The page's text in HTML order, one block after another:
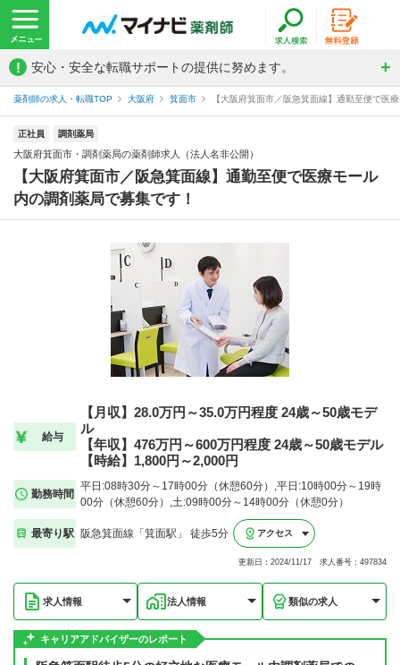
! 安心・安全な転職サポートの提供に努めます。
薬剤師の求人・転職TOP 大阪府 箕面市 【大阪府箕面市／阪急箕面線】通勤至便で医
正社員 調剤薬局
大阪府箕面市・調剤薬局の薬剤師求人（法人名非公開）
【大阪府箕面市／阪急箕面線】通勤至便で医療モール
内の調剤薬局で募集です！
給与
【月収】28.0万円～35.0万円程度 24歳～50歳モデ
ル
【年収】476万円～600万円程度 24歳～50歳モデル
【時給】1,800円～2,000円
勤務時間
平日:08時30分～17時00分（休憩60分）,平日:10時00分～19時
00分（休憩60分）,土:09時00分～14時00分（休憩0分）
最寄り駅 阪急箕面線「箕面駅」 徒歩5分 アクセス
更新日：2024/11/17 求人番号：497834
求人情報 法人情報 類似の求人
キャリアアドバイザーのレポート